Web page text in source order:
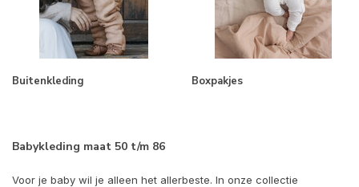
Buitenkleding Boxpakjes
Babykleding maat 50 t/m 86
Voor je baby wil je alleen het allerbeste. In onze collectie